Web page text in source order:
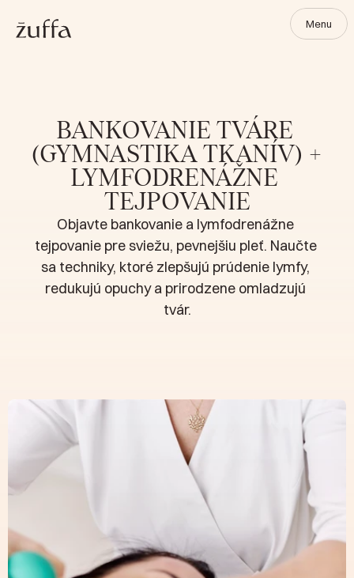
Menu
KONTAKT
Ochrana osobných údajov
Prihlásenie do konta
ONLINE KURZY
ŠKOLENIA PRE PROFESIONÁLOV
ESHOP NATUR-LIFE.SK
BANKOVANIE TVÁRE
(GYMNASTIKA TKANÍV) +
LYMFODRENÁŽNE
TEJPOVANIE
Objavte bankovanie a lymfodrenážne
tejpovanie pre sviežu, pevnejšiu pleť. Naučte
sa techniky, ktoré zlepšujú prúdenie lymfy,
redukujú opuchy a prirodzene omladzujú
tvár.